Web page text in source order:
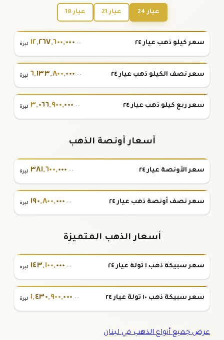
عيار 24 عيار 21 عيار 18
سعر كيلو ذهب عيار ٢٤ ١٢,٢٦٧,٦٠٠,٠٠٠.٠٠ ليرة
سعر نصف الكيلو ذهب عيار ٢٤ ٦,١٣٣,٨٠٠,٠٠٠ .٠٠ ليرة
سعر ربع كيلو ذهب عيار ٢٤ ٣,٠٦٦,٩٠٠,٠٠٠ .٠٠ ليرة
أسعار أونصة الذهب
سعر الأونصة عيار ٢٤ ٣٨١,٦٠٠,٠٠٠ .٠٠ ليرة
سعر نصف أونصة ذهب عيار ٢٤ ١٩٠,٨٠٠,٠٠٠ .٠٠ ليرة
أسعار الذهب المتميزة
سعر سبيكة ذهب ١ تولة عيار ٢٤ ١٤٣,١٠٠,٠٠٠ .٠٠ ليرة
سعر سبيكة ذهب ١٠ تولة عيار ٢٤ ١,٤٣٠,٩٠٠,٠٠٠ .٠٠ ليرة
عرض جميع أنواع الذهب في لبنان